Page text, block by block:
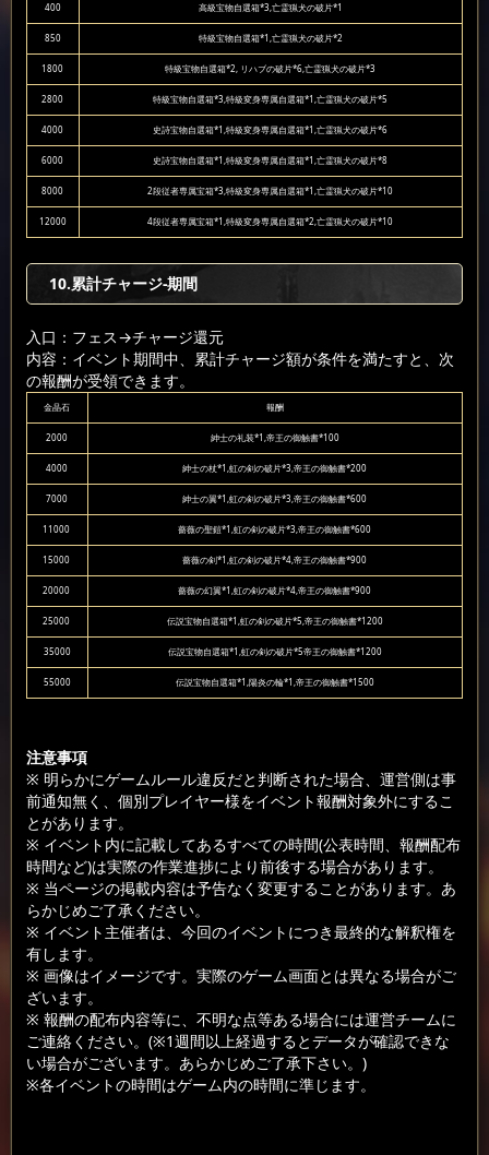
400 高級宝物自選箱*3,亡霊猟犬の破片*1
850 特級宝物自選箱*1,亡霊猟犬の破片*2
1800 特級宝物自選箱*2, リハブの破片*6,亡霊猟犬の破片*3
2800 特級宝物自選箱*3,特級変身専属自選箱*1,亡霊猟犬の破片*5
4000 史詩宝物自選箱*1,特級変身専属自選箱*1,亡霊猟犬の破片*6
6000 史詩宝物自選箱*1,特級変身専属自選箱*1,亡霊猟犬の破片*8
8000 2段従者専属宝箱*3,特級変身専属自選箱*1,亡霊猟犬の破片*10
12000 4段従者専属宝箱*1,特級変身専属自選箱*2,亡霊猟犬の破片*10
10.累計チャージ-期間
入口：フェス→チャージ還元
内容：イベント期間中、累計チャージ額が条件を満たすと、次
の報酬が受領できます。
金晶石 報酬
2000 紳士の礼装*1,帝王の御触書*100
4000 紳士の杖*1,虹の剣の破片*3,帝王の御触書*200
7000 紳士の翼*1,虹の剣の破片*3,帝王の御触書*600
11000 薔薇の聖鎧*1,虹の剣の破片*3,帝王の御触書*600
15000 薔薇の剣*1,虹の剣の破片*4,帝王の御触書*900
20000 薔薇の幻翼*1,虹の剣の破片*4,帝王の御触書*900
25000 伝説宝物自選箱*1,虹の剣の破片*5,帝王の御触書*1200
35000 伝説宝物自選箱*1,虹の剣の破片*5帝王の御触書*1200
55000 伝説宝物自選箱*1,陽炎の輪*1,帝王の御触書*1500
注意事項
※ 明らかにゲームルール違反だと判断された場合、運営側は事
前通知無く、個別プレイヤー様をイベント報酬対象外にするこ
とがあります。
※ イベント内に記載してあるすべての時間(公表時間、報酬配布
時間など)は実際の作業進捗により前後する場合があります。
※ 当ページの掲載内容は予告なく変更することがあります。あ
らかじめご了承ください。
※ イベント主催者は、今回のイベントにつき最終的な解釈権を
有します。
※ 画像はイメージです。実際のゲーム画面とは異なる場合がご
ざいます。
※ 報酬の配布内容等に、不明な点等ある場合には運営チームに
ご連絡ください。(※1週間以上経過するとデータが確認できな
い場合がございます。あらかじめご了承下さい。)
※各イベントの時間はゲーム内の時間に準じます。